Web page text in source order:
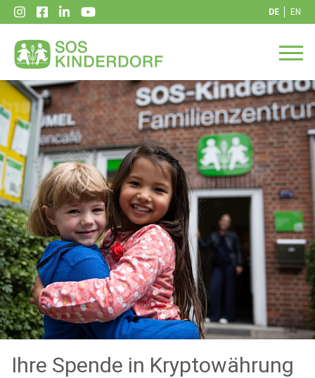
DE EN
Ihre Spende in Kryptowährung